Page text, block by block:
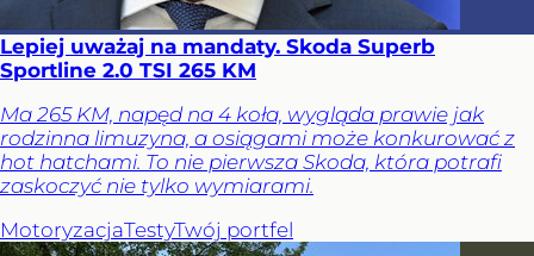
Lepiej uważaj na mandaty. Skoda Superb
Sportline 2.0 TSI 265 KM
Ma 265 KM, napęd na 4 koła, wygląda prawie jak
rodzinna limuzyna, a osiągami może konkurować z
hot hatchami. To nie pierwsza Skoda, która potrafi
zaskoczyć nie tylko wymiarami.
MotoryzacjaTestyTwój portfel